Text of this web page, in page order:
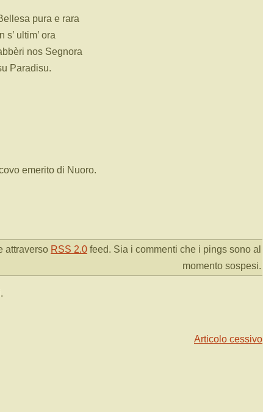
pura e rara
s’ ultim’ ora
nos Segnora
Paradisu.
emerito di Nuoro.
attraverso RSS 2.0 feed. Sia i commenti che i pings sono al
momento sospesi.
Articolo cessivo